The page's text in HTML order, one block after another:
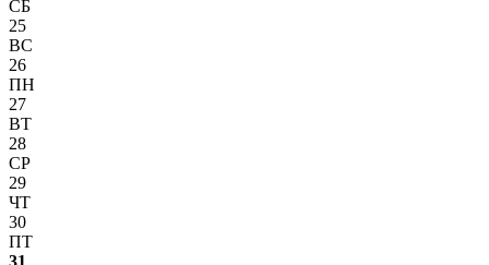
СБ
25
ВС
26
ПН
27
ВТ
28
СР
29
ЧТ
30
ПТ
31